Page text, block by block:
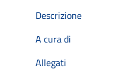
Descrizione
A cura di
Allegati